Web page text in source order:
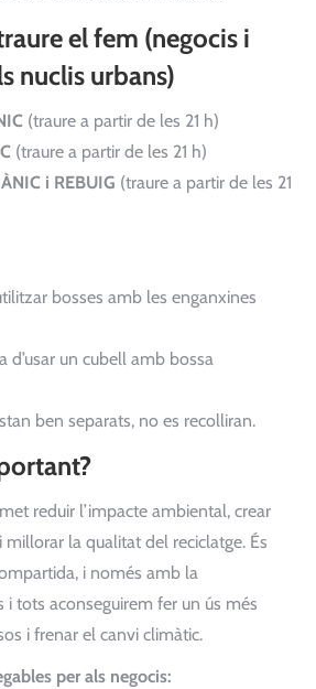
el fem (negocis i
nuclis urbans)
(traure a partir de les 21 h)
(traure a partir de les 21 h)
i REBUIG (traure a partir de les 21
bosses amb les enganxines
d’usar un cubell amb bossa
ben separats, no es recolliran.
reduir l’impacte ambiental, crear
la qualitat del reciclatge. És
i només amb la
i tots aconseguirem fer un ús més
i frenar el canvi climàtic.
per als negocis: